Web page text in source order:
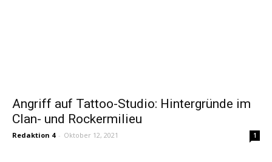
Angriff auf Tattoo-Studio: Hintergründe im
Clan- und Rockermilieu
Redaktion 4 - Oktober 12, 2021 1